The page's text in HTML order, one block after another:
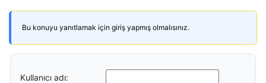
Bu konuyu yanıtlamak için giriş yapmış olmalısınız.
Kullanıcı adı: